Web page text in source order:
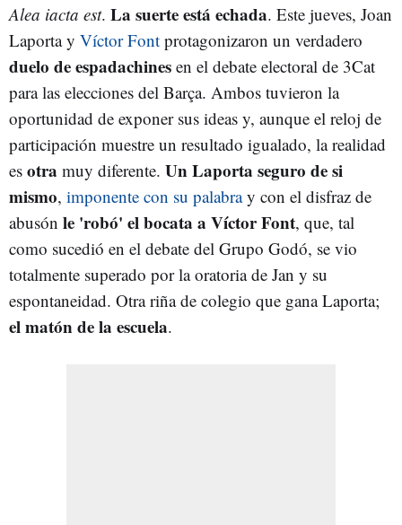
Alea iacta est. La suerte está echada. Este jueves, Joan
Laporta y Víctor Font protagonizaron un verdadero
duelo de espadachines en el debate electoral de 3Cat
para las elecciones del Barça. Ambos tuvieron la
oportunidad de exponer sus ideas y, aunque el reloj de
participación muestre un resultado igualado, la realidad
es otra muy diferente. Un Laporta seguro de si
mismo, imponente con su palabray con el disfraz de
abusón le 'robó' el bocata a Víctor Font, que, tal
como sucedió en el debate del Grupo Godó, se vio
totalmente superado por la oratoria de Jan y su
espontaneidad. Otra riña de colegio que gana Laporta;
el matón de la escuela.